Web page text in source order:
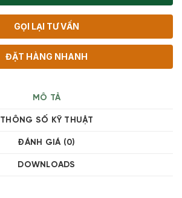
GỌI LẠI TƯ VẤN
ĐẶT HÀNG NHANH
MÔ TẢ
THÔNG SỐ KỸ THUẬT
ĐÁNH GIÁ (0)
DOWNLOADS